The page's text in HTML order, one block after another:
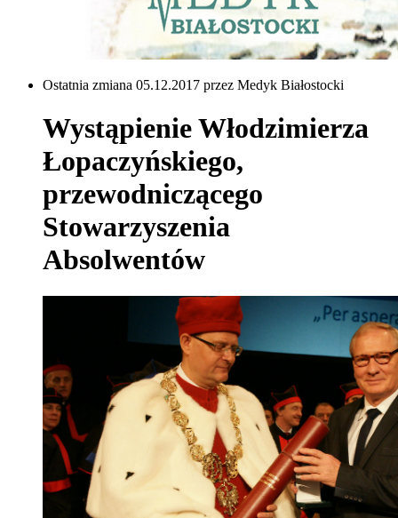
Ostatnia zmiana 05.12.2017 przez Medyk Białostocki
Wystąpienie Włodzimierza
Łopaczyńskiego,
przewodniczącego
Stowarzyszenia
Absolwentów